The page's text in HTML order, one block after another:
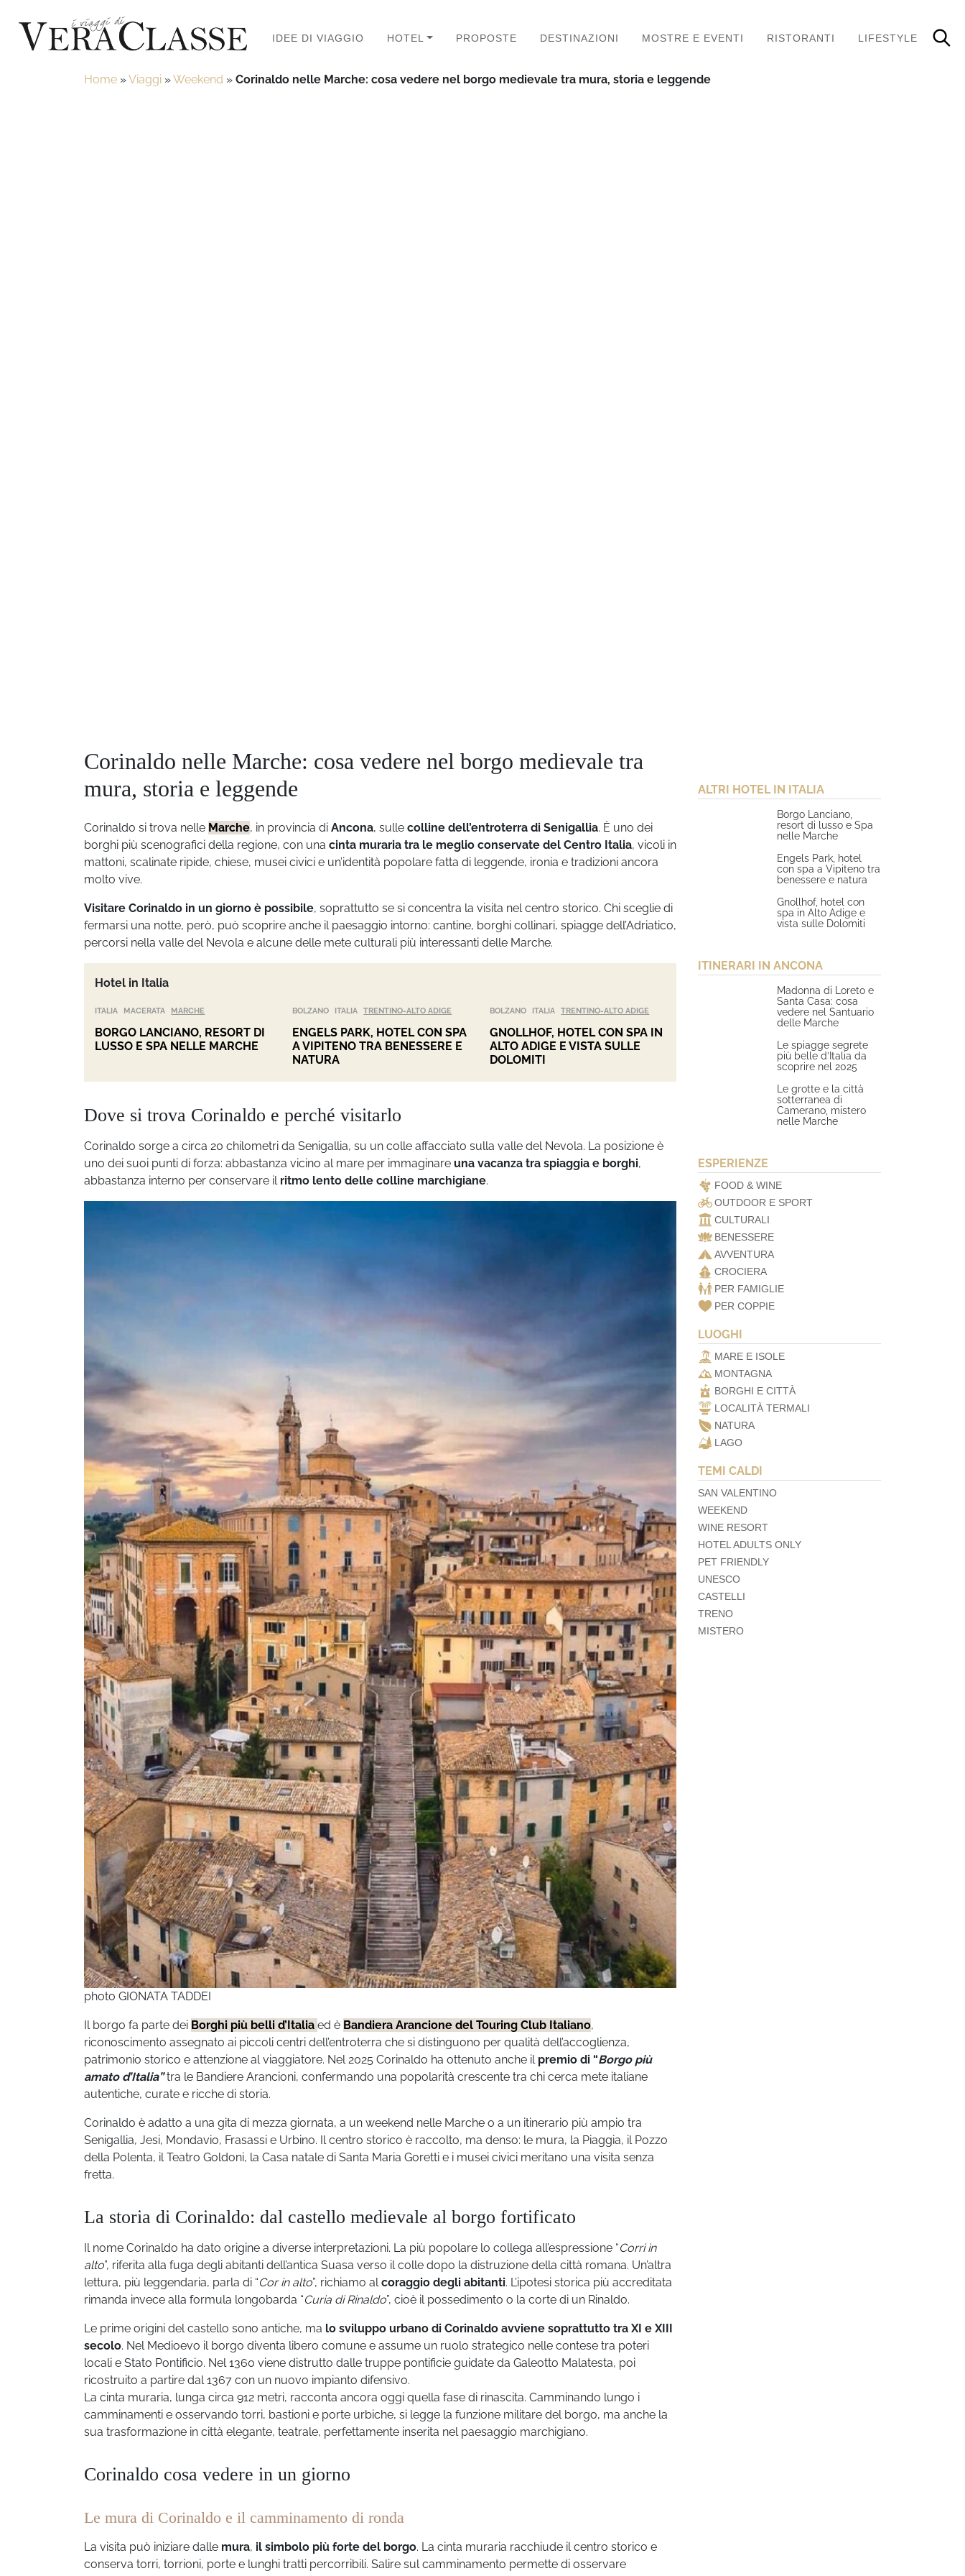
IDEE DI VIAGGIO HOTEL PROPOSTE DESTINAZIONI MOSTRE E EVENTI RISTORANTI LIFESTYLE
Home »Viaggi »Weekend » Corinaldo nelle Marche: cosa vedere nel borgo medievale tra mura, storia e leggende
Corinaldo nelle Marche: cosa vedere nel borgo medievale tra
mura, storia e leggende
Corinaldo si trova nelle Marche, in provincia di Ancona, sulle colline dell’entroterra di Senigallia. È uno dei
borghi più scenografici della regione, con una cinta muraria tra le meglio conservate del Centro Italia, vicoli in
mattoni, scalinate ripide, chiese, musei civici e un’identità popolare fatta di leggende, ironia e tradizioni ancora
molto vive.
Visitare Corinaldo in un giorno è possibile, soprattutto se si concentra la visita nel centro storico. Chi sceglie di
fermarsi una notte, però, può scoprire anche il paesaggio intorno: cantine, borghi collinari, spiagge dell’Adriatico,
percorsi nella valle del Nevola e alcune delle mete culturali più interessanti delle Marche.
Hotel in Italia
ITALIA MACERATA MARCHE
BORGO LANCIANO, RESORT DI
LUSSO E SPA NELLE MARCHE
BOLZANO ITALIA TRENTINO-ALTO ADIGE
ENGELS PARK, HOTEL CON SPA
A VIPITENO TRA BENESSERE E
NATURA
BOLZANO ITALIA TRENTINO-ALTO ADIGE
GNOLLHOF, HOTEL CON SPA IN
ALTO ADIGE E VISTA SULLE
DOLOMITI
Dove si trova Corinaldo e perché visitarlo
Corinaldo sorge a circa 20 chilometri da Senigallia, su un colle affacciato sulla valle del Nevola. La posizione è
uno dei suoi punti di forza: abbastanza vicino al mare per immaginare una vacanza tra spiaggia e borghi,
abbastanza interno per conservare il ritmo lento delle colline marchigiane.
photo GIONATA TADDEI
Il borgo fa parte dei Borghi più belli d’Italia ed è Bandiera Arancione del Touring Club Italiano,
riconoscimento assegnato ai piccoli centri dell’entroterra che si distinguono per qualità dell’accoglienza,
patrimonio storico e attenzione al viaggiatore. Nel 2025 Corinaldo ha ottenuto anche il premio di “Borgo più
amato d’Italia” tra le Bandiere Arancioni, confermando una popolarità crescente tra chi cerca mete italiane
autentiche, curate e ricche di storia.
Corinaldo è adatto a una gita di mezza giornata, a un weekend nelle Marche o a un itinerario più ampio tra
Senigallia, Jesi, Mondavio, Frasassi e Urbino. Il centro storico è raccolto, ma denso: le mura, la Piaggia, il Pozzo
della Polenta, il Teatro Goldoni, la Casa natale di Santa Maria Goretti e i musei civici meritano una visita senza
fretta.
La storia di Corinaldo: dal castello medievale al borgo fortificato
Il nome Corinaldo ha dato origine a diverse interpretazioni. La più popolare lo collega all’espressione “Corri in
alto”, riferita alla fuga degli abitanti dell’antica Suasa verso il colle dopo la distruzione della città romana. Un’altra
lettura, più leggendaria, parla di “Cor in alto”, richiamo alcoraggio degli abitanti. L’ipotesi storica più accreditata
rimanda invece alla formula longobarda “Curia di Rinaldo”, cioè il possedimento o la corte di un Rinaldo.
Le prime origini del castello sono antiche, ma lo sviluppo urbano di Corinaldo avviene soprattutto tra XI e XIII
secolo. Nel Medioevo il borgo diventa libero comune e assume un ruolo strategico nelle contese tra poteri
locali e Stato Pontificio. Nel 1360 viene distrutto dalle truppe pontificie guidate da Galeotto Malatesta, poi
ricostruito a partire dal 1367 con un nuovo impianto difensivo.
La cinta muraria, lunga circa 912 metri, racconta ancora oggi quella fase di rinascita. Camminando lungo i
camminamenti e osservando torri, bastioni e porte urbiche, si legge la funzione militare del borgo, ma anche la
sua trasformazione in città elegante, teatrale, perfettamente inserita nel paesaggio marchigiano.
Corinaldo cosa vedere in un giorno
Le mura di Corinaldo e il camminamento di ronda
La visita può iniziare dalle mura, il simbolo più forte del borgo. La cinta muraria racchiude il centro storico e
conserva torri, torrioni, porte e lunghi tratti percorribili. Salire sul camminamento permette di osservare
ALTRI HOTEL IN ITALIA
Borgo Lanciano,
resort di lusso e Spa
nelle Marche
Engels Park, hotel
con spa a Vipiteno tra
benessere e natura
Gnollhof, hotel con
spa in Alto Adige e
vista sulle Dolomiti
ITINERARI IN ANCONA
Madonna di Loreto e
Santa Casa: cosa
vedere nel Santuario
delle Marche
Le spiagge segrete
più belle d’Italia da
scoprire nel 2025
Le grotte e la città
sotterranea di
Camerano, mistero
nelle Marche
ESPERIENZE
FOOD & WINE
OUTDOOR E SPORT
CULTURALI
BENESSERE
AVVENTURA
CROCIERA
PER FAMIGLIE
PER COPPIE
LUOGHI
MARE E ISOLE
MONTAGNA
BORGHI E CITTÀ
LOCALITÀ TERMALI
NATURA
LAGO
TEMI CALDI
SAN VALENTINO
WEEKEND
WINE RESORT
HOTEL ADULTS ONLY
PET FRIENDLY
UNESCO
CASTELLI
TRENO
MISTERO